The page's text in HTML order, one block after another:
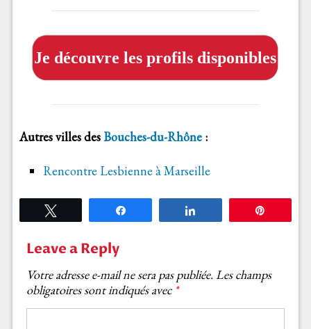
Je découvre les profils disponibles
Autres villes desBouches-du-Rhône:
Rencontre Lesbienne à Marseille
Leave a Reply
Votre adresse e-mail ne sera pas publiée.Les champs
obligatoires sont indiqués avec *